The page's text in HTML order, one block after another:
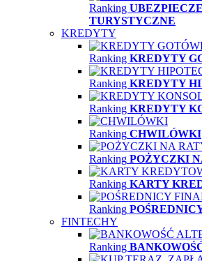
Ranking
TURYSTYCZNE
KREDYTY
Ranking KREDYTY
Ranking KREDYTY
Ranking KREDYTY
Ranking CHWILÓWKI
Ranking POŻYCZKI
Ranking KARTY
Ranking
FINTECHY
Ranking